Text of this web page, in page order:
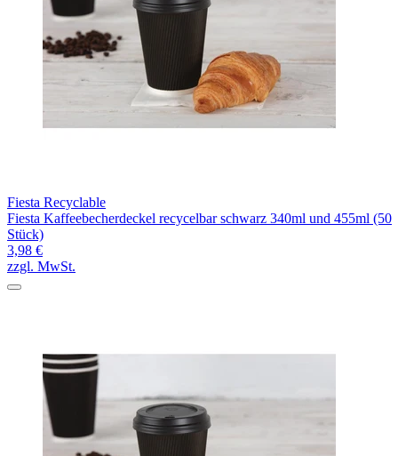
Fiesta Recyclable
Fiesta Kaffeebecherdeckel recycelbar schwarz 340ml und 455ml (50
Stück)
3,98 €
zzgl. MwSt.